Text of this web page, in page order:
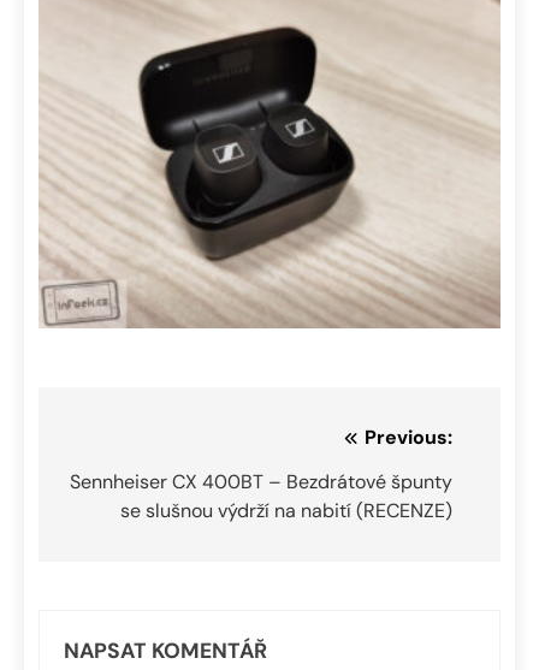
pro
příspěvek
Previous:
Sennheiser CX 400BT – Bezdrátové špunty
se slušnou výdrží na nabití (RECENZE)
NAPSAT KOMENTÁŘ